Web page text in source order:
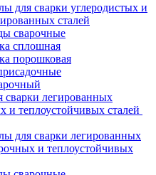
для сварки углеродистых и
сталей
сварочные
сплошная
порошковая
сварки легированных
и теплоустойчивых сталей
для сварки легированных
и теплоустойчивых